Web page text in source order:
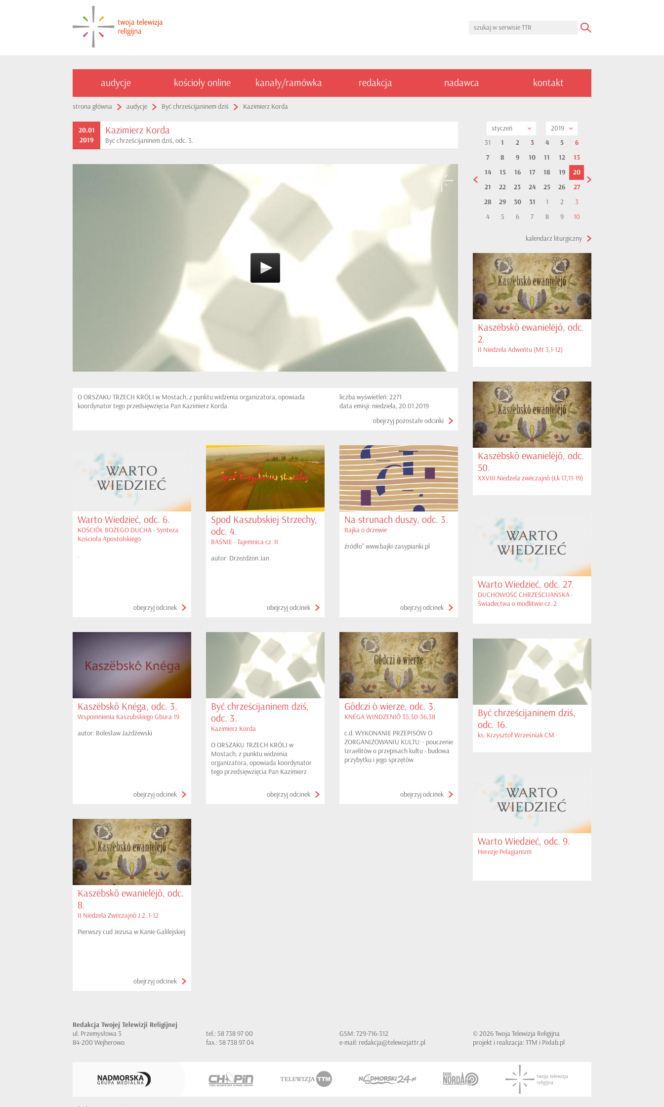
audycje kościoły online kanały/ramówka redakcja nadawca kontakt
strona główna audycje Być chrześcijaninem dziś Kazimierz Korda
20.01
2019
Kazimierz Korda
Być chrześcijaninem dziś, odc. 3.
O ORSZAKU TRZECH KRÓLI w Mostach, z punktu widzenia organizatora, opowiada
koordynator tego przedsięwzięcia Pan Kazimierz Korda
liczba wyświetleń: 2271
data emisji: niedziela, 20.01.2019
obejrzyj pozostałe odcinki
Warto Wiedzieć, odc. 6.
KOŚCIÓŁ BOŻEGO DUCHA - Synteza
Kościoła Apostolskiego
.
obejrzyj odcinek
Spod Kaszubskiej Strzechy,
odc. 4.
BAŚNIE - Tajemnica cz. II
autor: Drzeżdżon Jan
obejrzyj odcinek
Na strunach duszy, odc. 3.
Bajka o drzewie
źródło" www.bajki-zasypianki.pl
obejrzyj odcinek
Kaszëbskô Knéga, odc. 3.
Wspomnienia Kaszubskiego Gbura 19
autor: Bolesław Jażdżewski
obejrzyj odcinek
Być chrześcijaninem dziś,
odc. 3.
Kazimierz Korda
O ORSZAKU TRZECH KRÓLI w
Mostach, z punktu widzenia
organizatora, opowiada koordynator
tego przedsięwzięcia Pan Kazimierz
obejrzyj odcinek
Gôdczi ò wierze, odc. 3.
KNÉGA WIŃDZENIÕ 35,30-36,38
c.d. WYKONANIE PRZEPISÓW O
ZORGANIZOWANIU KULTU: - pouczenie
Izraelitów o przepisach kultu - budowa
przybytku i jego sprzętów
obejrzyj odcinek
Kaszëbskô ewanielëjô, odc.
8.
II Niedzela Zwëczajnô J 2, 1-12
Pierwszy cud Jezusa w Kanie Galilejskiej
obejrzyj odcinek
styczeń
2019
31
1 2 3 4 5
6
7
8 9 10 11 12
13
14
15 16 17 18 19
20
21
22 23 24 25 26
27
28
29 30 31 1 2
3
4
5 6 7 8 9 10
kalendarz liturgiczny
Kaszëbskô ewanielëjô, odc.
2.
II Niedzela Adweńtu (Mt 3,1-12)
Kaszëbskô ewanielëjô, odc.
50.
XXVIII Niedzela zwëczajnô (Łk 17,11-19)
Warto Wiedzieć, odc. 27.
DUCHOWOŚĆ CHRZEŚCIJAŃSKA -
Świadectwa o modlitwie cz. 2
Być chrześcijaninem dziś,
odc. 16.
ks. Krzysztof Wrześniak CM
Warto Wiedzieć, odc. 9.
Herezje Pelagianizm
Redakcja Twojej Telewizji Religijnej
ul. Przemysłowa 3
84-200 Wejherowo
tel.: 58 738 97 00
fax.: 58 738 97 04
GSM: 729-716-312
e-mail: redakcja@telewizjattr.pl
© 2026 Twoja Telewizja Religijna
projekt i realizacja: TTM i Pixlab.pl